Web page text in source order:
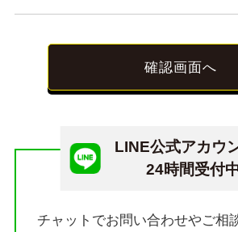
確認画面へ
LINE公式アカウ
24時間受付
チャットでお問い合わせやご相